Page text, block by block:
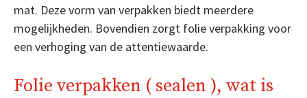
mat. Deze vorm van verpakken biedt meerdere
mogelijkheden. Bovendien zorgt folie verpakking voor
een verhoging van de attentiewaarde.
Folie verpakken ( sealen ), wat is